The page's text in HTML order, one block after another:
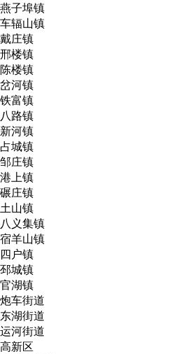
燕子埠镇
车辐山镇
戴庄镇
邢楼镇
陈楼镇
岔河镇
铁富镇
八路镇
新河镇
占城镇
邹庄镇
港上镇
碾庄镇
土山镇
八义集镇
宿羊山镇
四户镇
邳城镇
官湖镇
炮车街道
东湖街道
运河街道
高新区